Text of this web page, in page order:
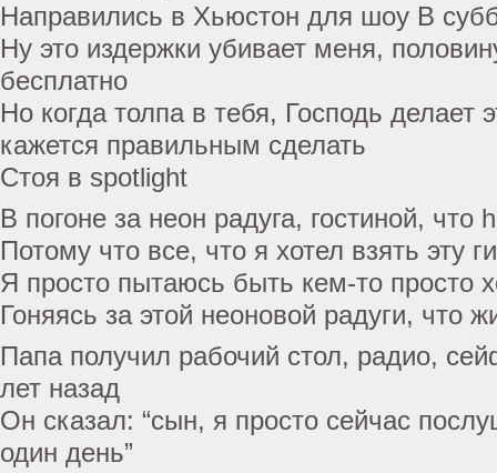
Направились в Хьюстон для шоу В
Ну это издержки убивает меня,
бесплатно
Но когда толпа в тебя, Господь делает
кажется правильным сделать
Стоя в spotlight
В погоне за неон радуга, гостиной, что
Потому что все, что я хотел взять эту
Я просто пытаюсь быть кем-то просто
Гоняясь за этой неоновой радуги, что
Папа получил рабочий стол, радио,
лет назад
Он сказал: “сын, я просто сейчас
один день”